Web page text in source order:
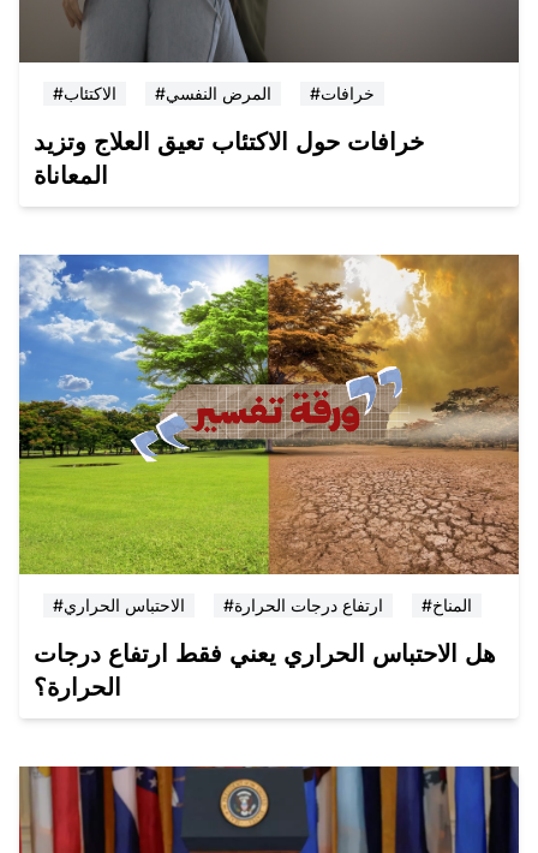
#الاكتئاب #المرض النفسي #خرافات
خرافات حول الاكتئاب تعيق العلاج وتزيد
المعاناة
#الاحتباس الحراري #ارتفاع درجات الحرارة #المناخ
هل الاحتباس الحراري يعني فقط ارتفاع درجات
الحرارة؟